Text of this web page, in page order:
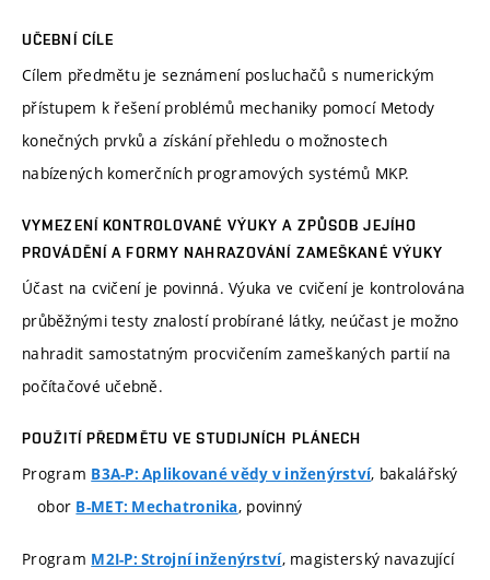
UČEBNÍ CÍLE
Cílem předmětu je seznámení posluchačů s numerickým
přístupem k řešení problémů mechaniky pomocí Metody
konečných prvků a získání přehledu o možnostech
nabízených komerčních programových systémů MKP.
VYMEZENÍ KONTROLOVANÉ VÝUKY A ZPŮSOB JEJÍHO
PROVÁDĚNÍ A FORMY NAHRAZOVÁNÍ ZAMEŠKANÉ VÝUKY
Účast na cvičení je povinná. Výuka ve cvičení je kontrolována
průběžnými testy znalostí probírané látky, neúčast je možno
nahradit samostatným procvičením zameškaných partií na
počítačové učebně.
POUŽITÍ PŘEDMĚTU VE STUDIJNÍCH PLÁNECH
Program B3A-P: Aplikované vědy v inženýrství, bakalářský
obor B-MET: Mechatronika, povinný
Program M2I-P: Strojní inženýrství, magisterský navazující